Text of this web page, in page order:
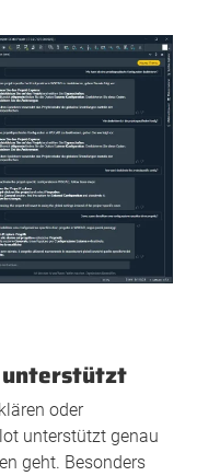
unterstützt
oder
unterstützt genau
geht. Besonders